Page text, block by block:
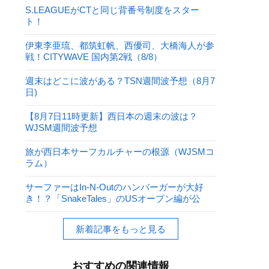
S.LEAGUEがCTと同じ背番号制度をスター
ト！
伊東李亜琉、都筑虹帆、西優司、大橋海人が参
戦！CITYWAVE 国内第2戦（8/8）
週末はどこに波がある？TSN週間波予想（8月7
日)
【8月7日11時更新】西日本の週末の波は？
WJSM週間波予想
旅が西日本サーフカルチャーの根源（WJSMコ
ラム）
サーファーはIn-N-Outのハンバーガーが大好
き！？「SnakeTales」のUSオープン編が公
新着記事をもっと見る
おすすめの関連情報